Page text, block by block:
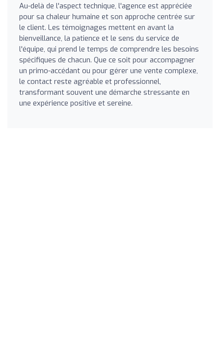
Au-delà de l'aspect technique, l'agence est appréciée
pour sa chaleur humaine et son approche centrée sur
le client. Les témoignages mettent en avant la
bienveillance, la patience et le sens du service de
l'équipe, qui prend le temps de comprendre les besoins
spécifiques de chacun. Que ce soit pour accompagner
un primo-accédant ou pour gérer une vente complexe,
le contact reste agréable et professionnel,
transformant souvent une démarche stressante en
une expérience positive et sereine.